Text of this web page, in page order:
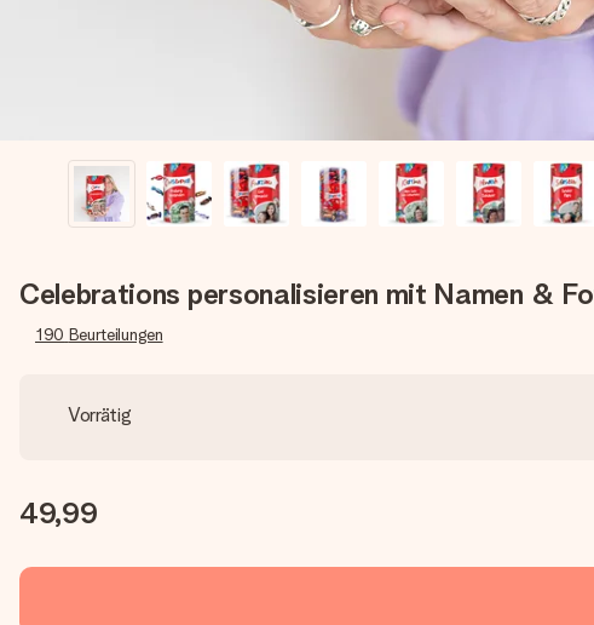
Celebrations personalisieren mit Namen &
190 Beurteilungen
Vorrätig
49,99